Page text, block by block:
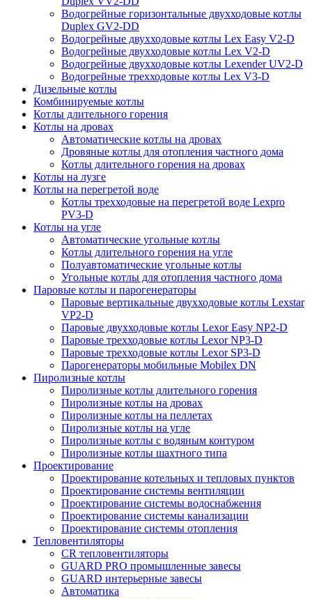
Водогрейные горизонтальные двухходовые котлы
Duplex GV2-DD
Водогрейные двухходовые котлы Lex Easy V2-D
Водогрейные двухходовые котлы Lex V2-D
Водогрейные двухходовые котлы Lexender UV2-D
Водогрейные трехходовые котлы Lex V3-D
Дизельные котлы
Комбинируемые котлы
Котлы длительного горения
Котлы на дровах
Автоматические котлы на дровах
Дровяные котлы для отопления частного дома
Котлы длительного горения на дровах
Котлы на лузге
Котлы на перегретой воде
Котлы трехходовые на перегретой воде Lexpro
PV3-D
Котлы на угле
Автоматические угольные котлы
Котлы длительного горения на угле
Полуавтоматические угольные котлы
Угольные котлы для отопления частного дома
Паровые котлы и парогенераторы
Паровые вертикальные двухходовые котлы Lexstar
VP2-D
Паровые двухходовые котлы Lexor Easy NP2-D
Паровые трехходовые котлы Lexor NP3-D
Паровые трехходовые котлы Lexor SP3-D
Парогенераторы мобильные Mobilex DN
Пиролизные котлы
Пиролизные котлы длительного горения
Пиролизные котлы на дровах
Пиролизные котлы на пеллетах
Пиролизные котлы на угле
Пиролизные котлы с водяным контуром
Пиролизные котлы шахтного типа
Проектирование
Проектирование котельных и тепловых пунктов
Проектирование системы вентиляции
Проектирование системы водоснабжения
Проектирование системы канализации
Проектирование системы отопления
Тепловентиляторы
CR тепловентиляторы
GUARD PRO промышленные завесы
GUARD интерьерные завесы
Автоматика